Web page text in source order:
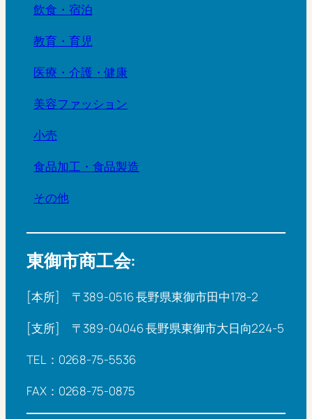
飲食・宿泊
教育・育児
医療・介護・健康
美容ファッション
小売
食品加工・食品製造
その他
東御市商工会:
[本所] 〒389-0516 長野県東御市田中178-2
[支所] 〒389-04046 長野県東御市大日向224-5
TEL：0268-75-5536
FAX：0268-75-0875